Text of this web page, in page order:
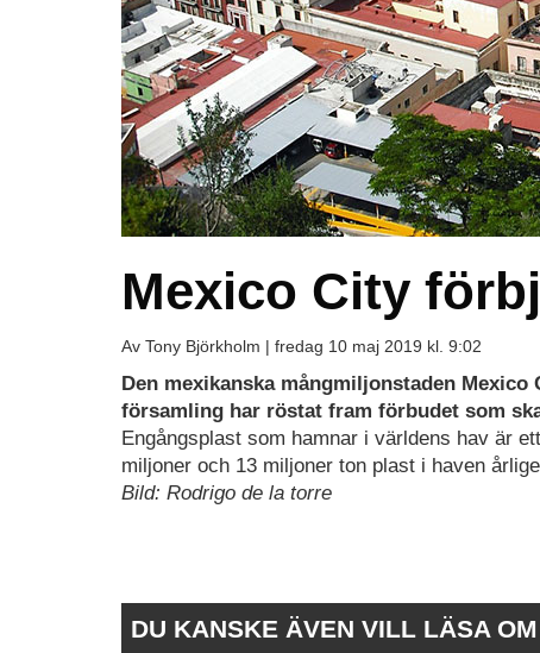
Mexico City
Av Tony Björkholm | fredag 10 maj 2019 kl. 9:02
Den mexikanska mångmiljonstaden
församling har röstat fram förbudet som
Engångsplast som hamnar i världens hav är
miljoner och 13 miljoner ton plast i haven
Bild: Rodrigo de la torre
DU KANSKE ÄVEN VILL LÄSA